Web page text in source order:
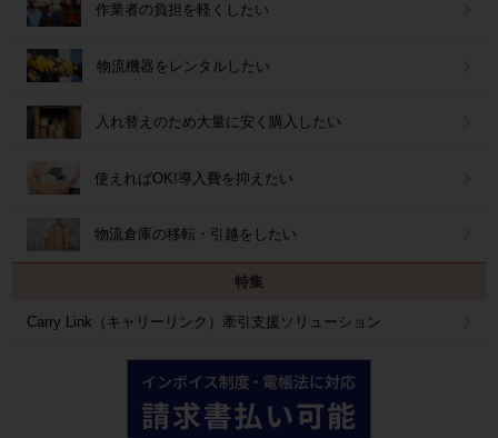
作業者の負担を軽くしたい
物流機器をレンタルしたい
入れ替えのため大量に安く購入したい
使えればOK!導入費を抑えたい
物流倉庫の移転・引越をしたい
特集
Carry Link（キャリーリンク）牽引支援ソリューション